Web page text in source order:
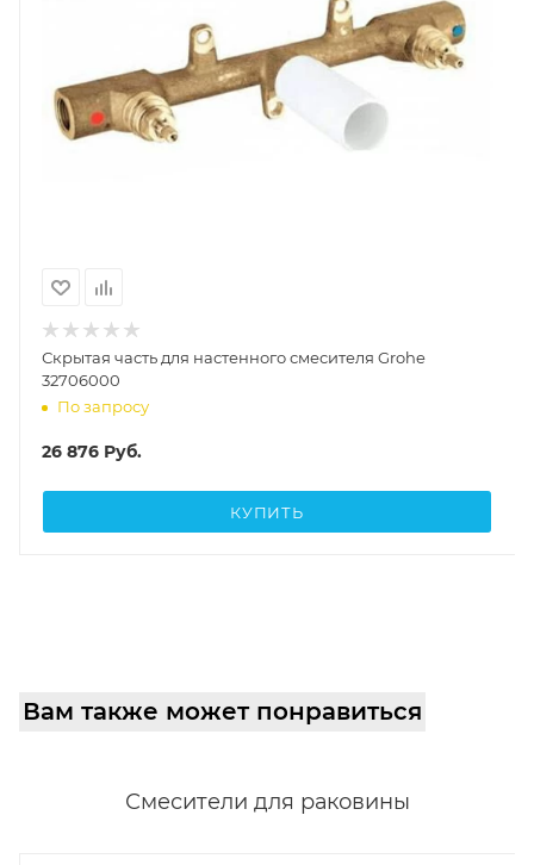
Скрытая часть для настенного смесителя Grohe
32706000
По запросу
26 876 Руб.
КУПИТЬ
Вам также может понравиться
Смесители для раковины